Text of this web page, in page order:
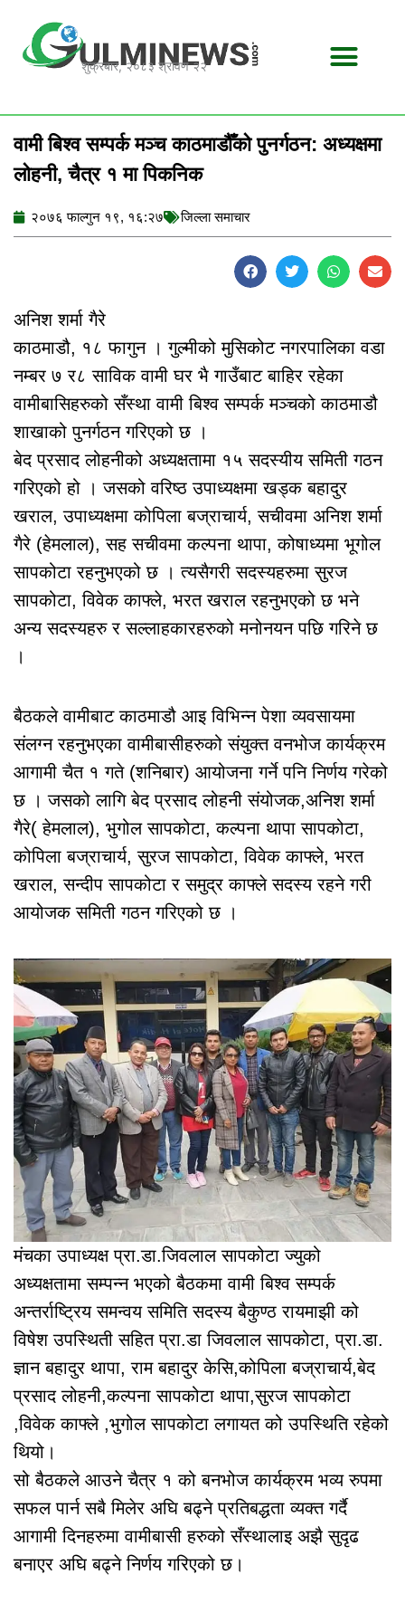
content
शुक्रबार, २०८३ श्रावण २२
वामी बिश्व सम्पर्क मञ्च काठमाडौँको पुनर्गठन: अध्यक्षमा
लोहनी, चैत्र १ मा पिकनिक
२०७६ फाल्गुन १९, १६:२७ जिल्ला समाचार
अनिश शर्मा गैरे
काठमाडौ, १८ फागुन । गुल्मीको मुसिकोट नगरपालिका वडा
नम्बर ७ र८ साविक वामी घर भै गाउँबाट बाहिर रहेका
वामीबासिहरुको सँस्था वामी बिश्व सम्पर्क मञ्चको काठमाडौ
शाखाको पुनर्गठन गरिएको छ ।
बेद प्रसाद लोहनीको अध्यक्षतामा १५ सदस्यीय समिती गठन
गरिएको हो । जसको वरिष्ठ उपाध्यक्षमा खड्क बहादुर
खराल, उपाध्यक्षमा कोपिला बज्राचार्य, सचीवमा अनिश शर्मा
गैरे (हेमलाल), सह सचीवमा कल्पना थापा, कोषाध्यमा भूगोल
सापकोटा रहनुभएको छ । त्यसैगरी सदस्यहरुमा सुरज
सापकोटा, विवेक काफ्ले, भरत खराल रहनुभएको छ भने
अन्य सदस्यहरु र सल्लाहकारहरुको मनोनयन पछि गरिने छ
।
बैठकले वामीबाट काठमाडौ आइ विभिन्न पेशा व्यवसायमा
संलग्न रहनुभएका वामीबासीहरुको संयुक्त वनभोज कार्यक्रम
आगामी चैत १ गते (शनिबार) आयोजना गर्ने पनि निर्णय गरेको
छ । जसको लागि बेद प्रसाद लोहनी संयोजक,अनिश शर्मा
गैरे( हेमलाल), भुगोल सापकोटा, कल्पना थापा सापकोटा,
कोपिला बज्राचार्य, सुरज सापकोटा, विवेक काफ्ले, भरत
खराल, सन्दीप सापकोटा र समुद्र काफ्ले सदस्य रहने गरी
आयोजक समिती गठन गरिएको छ ।
मंचका उपाध्यक्ष प्रा.डा.जिवलाल सापकोटा ज्युको
अध्यक्षतामा सम्पन्न भएको बैठकमा वामी बिश्व सम्पर्क
अन्तर्राष्ट्रिय समन्वय समिति सदस्य बैकुण्ठ रायमाझी को
विषेश उपस्थिती सहित प्रा.डा जिवलाल सापकोटा, प्रा.डा.
ज्ञान बहादुर थापा, राम बहादुर केसि,कोपिला बज्राचार्य,बेद
प्रसाद लोहनी,कल्पना सापकोटा थापा,सुरज सापकोटा
,विवेक काफ्ले ,भुगोल सापकोटा लगायत को उपस्थिति रहेको
थियो।
सो बैठकले आउने चैत्र १ को बनभोज कार्यक्रम भव्य रुपमा
सफल पार्न सबै मिलेर अघि बढ्ने प्रतिबद्धता व्यक्त गर्दै
आगामी दिनहरुमा वामीबासी हरुको सँस्थालाइ अझै सुदृढ
बनाएर अघि बढ्ने निर्णय गरिएको छ।